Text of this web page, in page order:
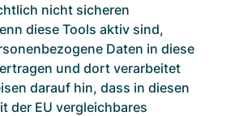
nicht sicheren
diese Tools aktiv sind,
Daten in diese
und dort verarbeitet
darauf hin, dass in diesen
der EU vergleichbares